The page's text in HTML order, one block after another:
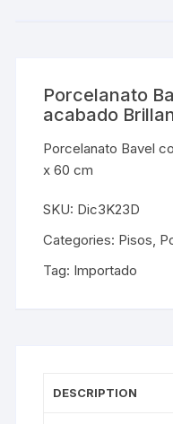
Porcelanato
acabado
Porcelanato Bavel
x 60 cm
SKU: Dic3K23D
Categories: Pisos,
Tag: Importado
DESCRIPTION